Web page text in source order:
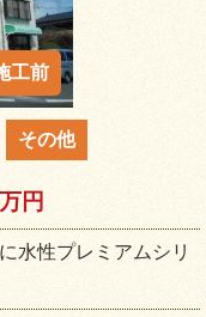
その他
万円
水性プレミアムシリ